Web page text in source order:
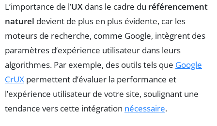
L’importance de l’UX dans le cadre du référencement
naturel devient de plus en plus évidente, car les
moteurs de recherche, comme Google, intègrent des
paramètres d’expérience utilisateur dans leurs
algorithmes. Par exemple, des outils tels que Google
CrUX permettent d’évaluer la performance et
l’expérience utilisateur de votre site, soulignant une
tendance vers cette intégration nécessaire.